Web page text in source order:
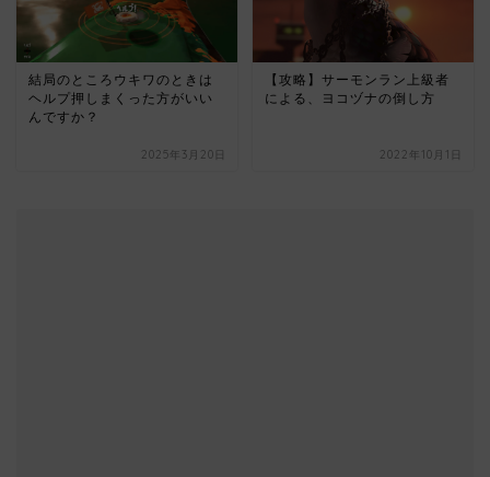
結局のところウキワのときは
ヘルプ押しまくった方がいい
んですか？
2025年3月20日
【攻略】サーモンラン上級者
による、ヨコヅナの倒し方
2022年10月1日